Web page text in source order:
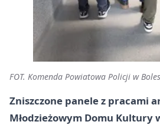
FOT. Komenda Powiatowa Policji w
Zniszczone panele z pracami
Młodzieżowym Domu Kultury